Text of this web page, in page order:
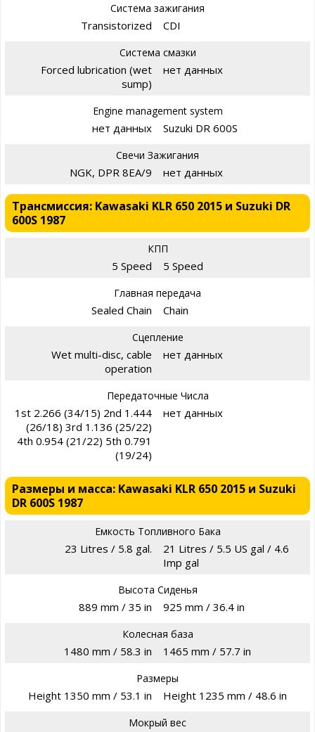
Система зажигания
Transistorized CDI
Система смазки
Forced lubrication (wet
sump)
нет данных
Engine management system
нет данных Suzuki DR 600S
Свечи Зажигания
NGK, DPR 8EA/9 нет данных
Трансмиссия: Kawasaki KLR 650 2015 и Suzuki DR
600S 1987
КПП
5 Speed 5 Speed
Главная передача
Sealed Chain Chain
Сцепление
Wet multi-disc, cable
operation
нет данных
Передаточные Числа
1st 2.266 (34/15) 2nd 1.444
(26/18) 3rd 1.136 (25/22)
4th 0.954 (21/22) 5th 0.791
(19/24)
нет данных
Размеры и масса: Kawasaki KLR 650 2015 и Suzuki
DR 600S 1987
Емкость Топливного Бака
23 Litres / 5.8 gal.
21 Litres / 5.5 US gal / 4.6
Imp gal
Высота Сиденья
889 mm / 35 in 925 mm / 36.4 in
Колесная база
1480 mm / 58.3 in 1465 mm / 57.7 in
Размеры
Height 1350 mm / 53.1 in Height 1235 mm / 48.6 in
Мокрый вес